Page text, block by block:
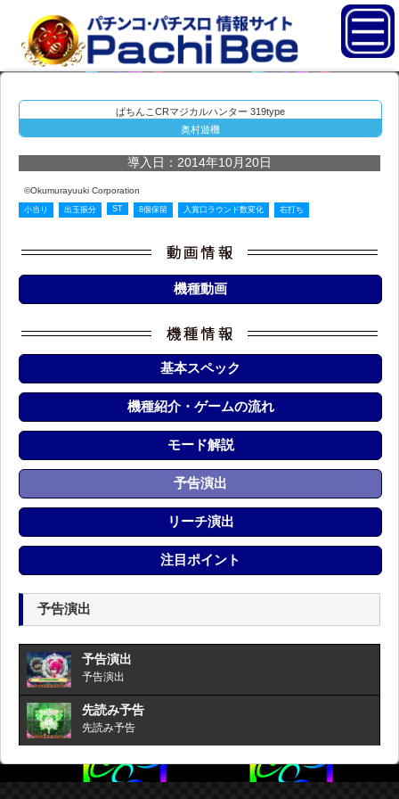
ぱちんこCRマジカルハンター 319type
奥村遊機
導入日：2014年10月20日
©Okumurayuuki Corporation
小当り 出玉振分 ST 8個保留 入賞口ラウンド数変化 右打ち
機種動画
基本スペック
機種紹介・ゲームの流れ
モード解説
予告演出
リーチ演出
注目ポイント
予告演出
予告演出
予告演出
先読み予告
先読み予告